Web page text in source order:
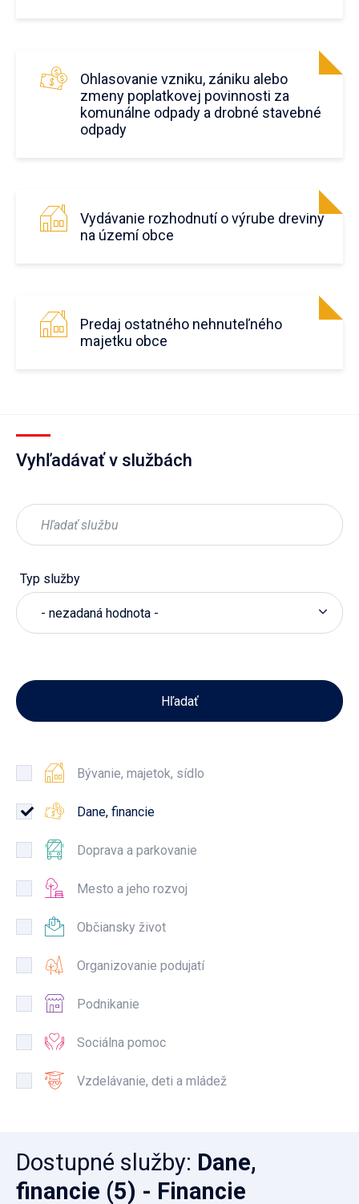
Ohlasovanie vzniku, zániku alebo
zmeny poplatkovej povinnosti za
komunálne odpady a drobné stavebné
odpady
Vydávanie rozhodnutí o výrube dreviny
na území obce
Predaj ostatného nehnuteľného
majetku obce
Vyhľadávať v službách
Typ služby
- nezadaná hodnota -
Bývanie, majetok, sídlo
Dane, financie
Doprava a parkovanie
Mesto a jeho rozvoj
Občiansky život
Organizovanie podujatí
Podnikanie
Sociálna pomoc
Vzdelávanie, deti a mládež
Dostupné služby: Dane,
financie (5) - Financie